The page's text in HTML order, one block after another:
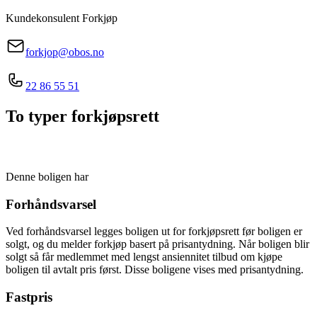
Kundekonsulent Forkjøp
forkjop@obos.no
22 86 55 51
To typer forkjøpsrett
Denne boligen har
Forhåndsvarsel
Ved forhåndsvarsel legges boligen ut for forkjøpsrett før boligen er
solgt, og du melder forkjøp basert på prisantydning. Når boligen blir
solgt så får medlemmet med lengst ansiennitet tilbud om kjøpe
boligen til avtalt pris først. Disse boligene vises med prisantydning.
Fastpris